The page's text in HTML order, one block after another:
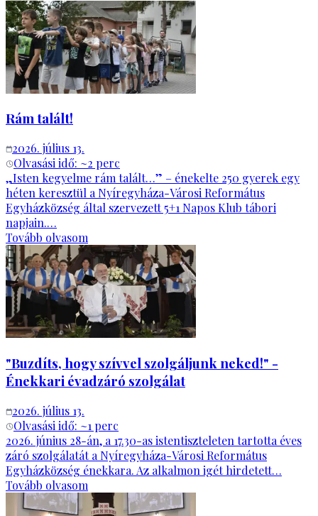
Rám talált!
2026. július 13.
Olvasási idő: ~2 perc
„Isten kegyelme rám talált…” – énekelte 250 gyerek egy
héten keresztül a Nyíregyháza-Városi Református
Egyházközség által szervezett 5+1 Napos Klub tábori
napjain.…
Tovább olvasom
"Buzdíts, hogy szívvel szolgáljunk neked!" -
Énekkari évadzáró szolgálat
2026. július 13.
Olvasási idő: ~1 perc
2026. június 28-án, a 17.30-as istentiszteleten tartotta éves
záró szolgálatát a Nyíregyháza-Városi Református
Egyházközség énekkara. Az alkalmon igét hirdetett…
Tovább olvasom